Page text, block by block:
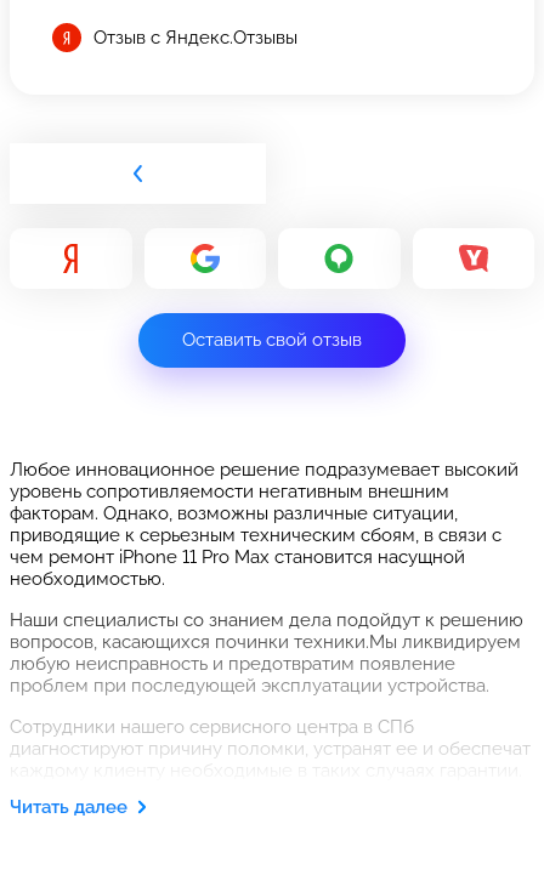
Отзыв с Яндекс.Отзывы
Оставить свой отзыв
Любое инновационное решение подразумевает высокий
уровень сопротивляемости негативным внешним
факторам. Однако, возможны различные ситуации,
приводящие к серьезным техническим сбоям, в связи с
чем ремонт iPhone 11 Pro Max становится насущной
необходимостью.
Наши специалисты со знанием дела подойдут к решению
вопросов, касающихся починки техники.Мы ликвидируем
любую неисправность и предотвратим появление
проблем при последующей эксплуатации устройства.
Сотрудники нашего сервисного центра в СПб
диагностируют причину поломки, устранят ее и обеспечат
Читать далее